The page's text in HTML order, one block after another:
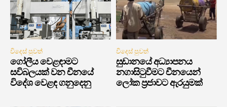
විදෙස් පුවත්
ගෝලීය වෙළඳාමට
සවිබලයක් වන චීනයේ
විදේශ වෙළඳ ගනුදෙනු
විදෙස් පුවත්
සුඩානයේ අධ්‍යාපනය
නගාසිටුවීමට චීනයෙන්
ලෝක ප්‍රජාවට ඇරයුමක්